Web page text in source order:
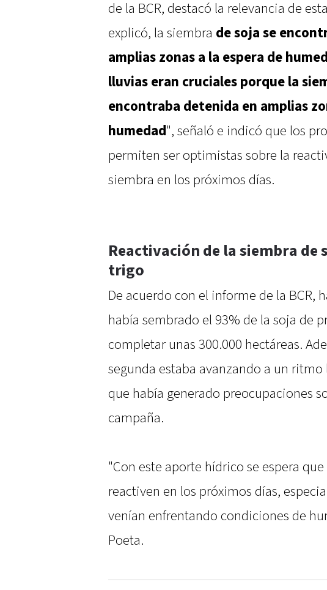
de la BCR, destacó la relevancia de
explicó, la siembra de soja se
amplias zonas a la espera de
lluvias eran cruciales porque la
encontraba detenida en amplias
humedad", señaló e indicó que los
permiten ser optimistas sobre la
siembra en los próximos días.
Reactivación de la siembra de
trigo
De acuerdo con el informe de la BCR,
había sembrado el 93% de la soja de
completar unas 300.000 hectáreas.
segunda estaba avanzando a un
que había generado preocupaciones
campaña.
"Con este aporte hídrico se espera
reactiven en los próximos días,
venían enfrentando condiciones de
Poeta.